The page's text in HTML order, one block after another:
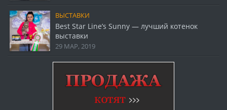
ВЫСТАВКИ
Best Star Line’s Sunny — лучший котенок
выставки
29 МАР, 2019